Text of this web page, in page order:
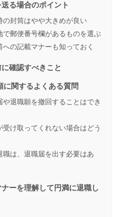
る場合のポイント
の封筒はやや大きめが良い
で郵便番号欄があるものを選ぶ
の記載マナーも知っておく
確認すべきこと
に関するよくある質問
退職願を撤回することはでき
け取ってくれない場合はどう
職は、退職届を出す必要はあ
ーを理解して円満に退職し